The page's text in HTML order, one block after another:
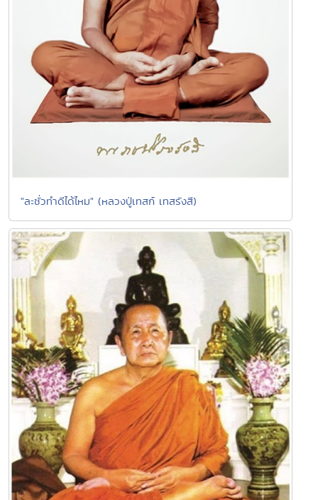
"ละชั่วทำดีได้ไหม" (หลวงปู่เทสก์ เทสรังสี)